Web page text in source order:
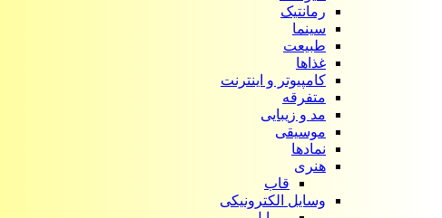
رمانتیک
سینما
طبیعت
غذاها
کامپیوتر و اینترنت
متفرقه
مد و زیبایی
موسیقی
نمادها
هنری
قاب
وسایل الکترونیکی